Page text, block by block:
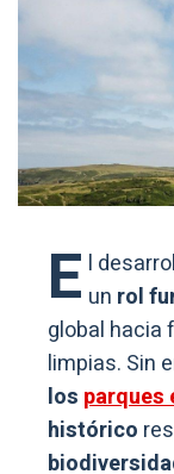
E l
un rol
global hacia
limpias. Sin
los parques
histórico